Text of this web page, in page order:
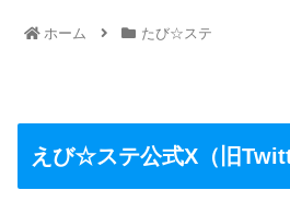
ホーム たび☆ステ
えび☆ステ公式X（旧